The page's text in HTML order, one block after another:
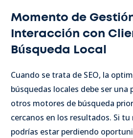
Momento de
Interacción con
Búsqueda Local
Cuando se trata de SEO, la
búsquedas locales debe ser una
otros motores de búsqueda
cercanos en los resultados. Si
podrías estar perdiendo